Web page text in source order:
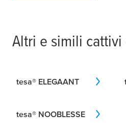
Altri e simili cattivi
tesa® ELEGAANT
tesa® NOOBLESSE